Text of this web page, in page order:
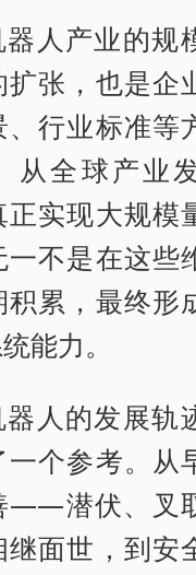
人产业的规
张，也是企
、行业标准等
从全球产业
实现大规模
不是在这些
累，最终形
能力。
人的发展轨
个参考。从
——潜伏、叉
面世，到安